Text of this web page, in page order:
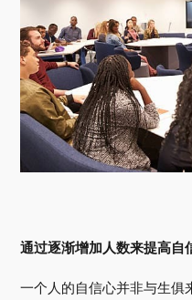
通过逐渐增加人数来提高自
一个人的自信心并非与生俱